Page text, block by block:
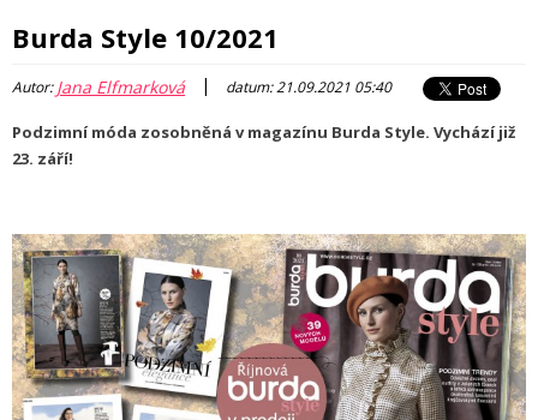
Burda Style 10/2021
Autor:Jana Elfmarková | datum: 21.09.2021 05:40
Podzimní móda zosobněná v magazínu Burda Style. Vychází již
23. září!